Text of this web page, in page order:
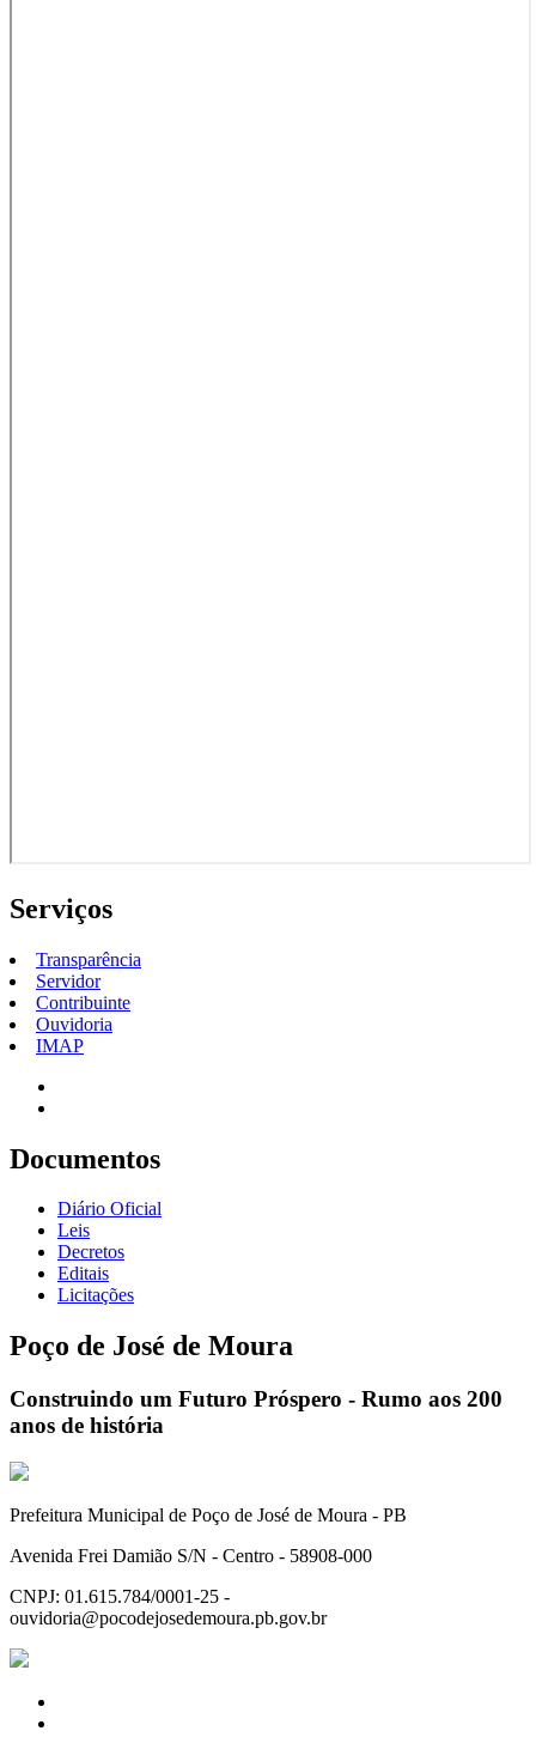
Serviços
Transparência
Servidor
Contribuinte
Ouvidoria
IMAP
Documentos
Diário Oficial
Leis
Decretos
Editais
Licitações
Poço de José de Moura
Construindo um Futuro Próspero - Rumo aos 200
anos de história
Prefeitura Municipal de Poço de José de Moura - PB
Avenida Frei Damião S/N - Centro - 58908-000
CNPJ: 01.615.784/0001-25 -
ouvidoria@pocodejosedemoura.pb.gov.br